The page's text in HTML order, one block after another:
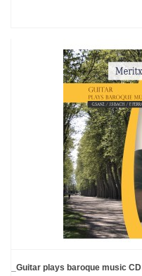
_Guitar plays baroque music CD